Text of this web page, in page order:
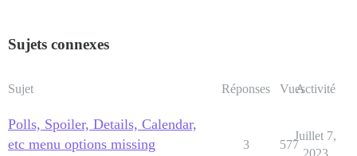
Sujets connexes
Sujet Réponses VuesActivité
Polls, Spoiler, Details, Calendar,
etc menu options missing
3 577
Juillet 7,